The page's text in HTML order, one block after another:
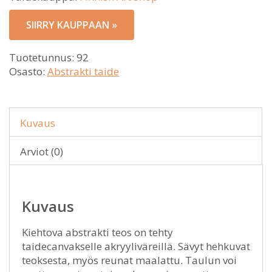
SIIRRY KAUPPAAN »
Tuotetunnus: 92
Osasto: Abstrakti taide
Kuvaus
Arviot (0)
Kuvaus
Kiehtova abstrakti teos on tehty
taidecanvakselle akryyliväreillä. Sävyt hehkuvat
teoksesta, myös reunat maalattu. Taulun voi